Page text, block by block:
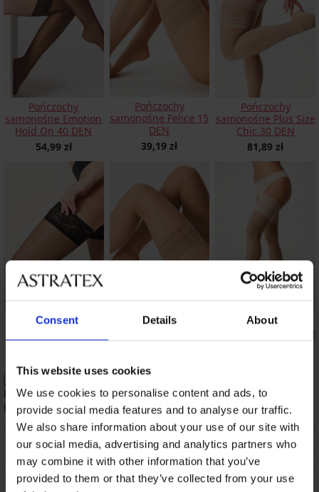
Consent Details About
This website uses cookies
We use cookies to personalise content and ads, to
provide social media features and to analyse our traffic.
We also share information about your use of our site with
our social media, advertising and analytics partners who
may combine it with other information that you’ve
provided to them or that they’ve collected from your use
Pończochy
samonośne Emotion
Hold On 40 DEN
54,99 zł
Pończochy
samonośne Felice 15
DEN
39,19 zł
Pończochy
samonośne Plus Size
Chic 30 DEN
81,89 zł
Pończochy
10 DEN
Pończochy
Hold On 20 DEN
Pończochy
samonośne Plus Size
Grace I 30 DEN
Wyprodukowano w Polsce
DOSTAWA I PŁATNOŚĆ
WYMIANA